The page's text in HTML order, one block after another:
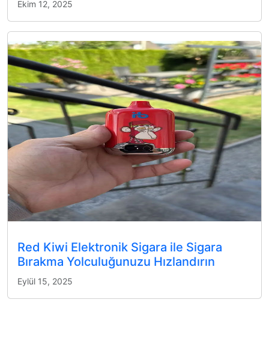
Ekim 12, 2025
Red Kiwi Elektronik Sigara ile Sigara
Bırakma Yolculuğunuzu Hızlandırın
Eylül 15, 2025